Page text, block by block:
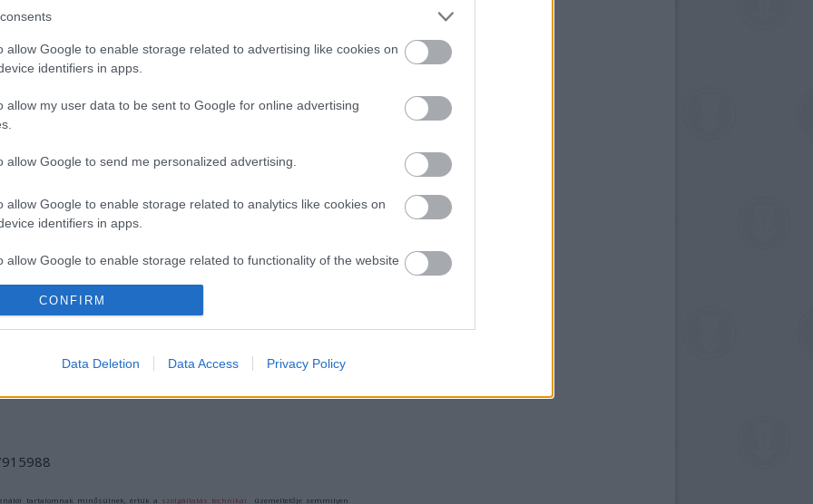
allow Google to enable storage related to advertising like cookies on
identifiers in apps.
allow my user data to be sent to Google for online advertising
allow Google to send me personalized advertising.
allow Google to enable storage related to analytics like cookies on
identifiers in apps.
allow Google to enable storage related to functionality of the website
allow Google to enable storage related to personalization.
allow Google to enable storage related to security, including
CONFIRM
Data Deletion Data Access Privacy Policy
SÁRKÁNYOK,
NYÁR 10
LEGKEDVELTEBB
MOZIJA
ŐRÜLT FILM: JÖN
LEGJOBBAN
tartalomnak minősülnek, értük a szolgáltatás technikai üzemeltetője semmilyen